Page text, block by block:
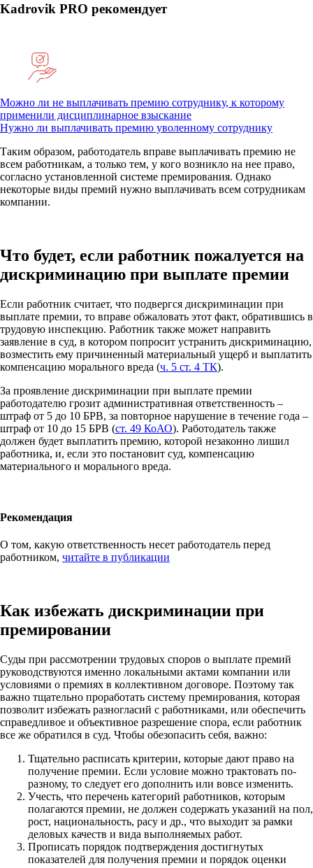
Kadrovik PRO рекомендует
Можно ли не выплачивать премию сотруднику, к которому
применили дисциплинарное взыскание
Нужно ли выплачивать премию уволенному сотруднику
Таким образом, работодатель вправе выплачивать премию не
всем работникам, а только тем, у кого возникло на нее право,
согласно установленной системе премирования. Однако
некоторые виды премий нужно выплачивать всем сотрудникам
компании.
Что будет, если работник пожалуется на
дискриминацию при выплате премии
Если работник считает, что подвергся дискриминации при
выплате премии, то вправе обжаловать этот факт, обратившись в
трудовую инспекцию. Работник также может направить
заявление в суд, в котором попросит устранить дискриминацию,
возместить ему причиненный материальный ущерб и выплатить
компенсацию морального вреда (ч. 5 ст. 4 ТК).
За проявление дискриминации при выплате премии
работодателю грозит административная ответственность –
штраф от 5 до 10 БРВ, за повторное нарушение в течение года –
штраф от 10 до 15 БРВ (ст. 49 КоАО). Работодатель также
должен будет выплатить премию, которой незаконно лишил
работника, и, если это постановит суд, компенсацию
материального и морального вреда.
Рекомендация
О том, какую ответственность несет работодатель перед
работником, читайте в публикации
Как избежать дискриминации при
премировании
Суды при рассмотрении трудовых споров о выплате премий
руководствуются именно локальными актами компании или
условиями о премиях в коллективном договоре. Поэтому так
важно тщательно проработать систему премирования, которая
позволит избежать разногласий с работниками, или обеспечить
справедливое и объективное разрешение спора, если работник
все же обратился в суд. Чтобы обезопасить себя, важно:
Тщательно расписать критерии, которые дают право на
получение премии. Если условие можно трактовать по-
разному, то следует его дополнить или вовсе изменить.
Учесть, что перечень категорий работников, которым
полагаются премии, не должен содержать указаний на пол,
рост, национальность, расу и др., что выходит за рамки
деловых качеств и вида выполняемых работ.
Прописать порядок подтверждения достигнутых
показателей для получения премии и порядок оценки